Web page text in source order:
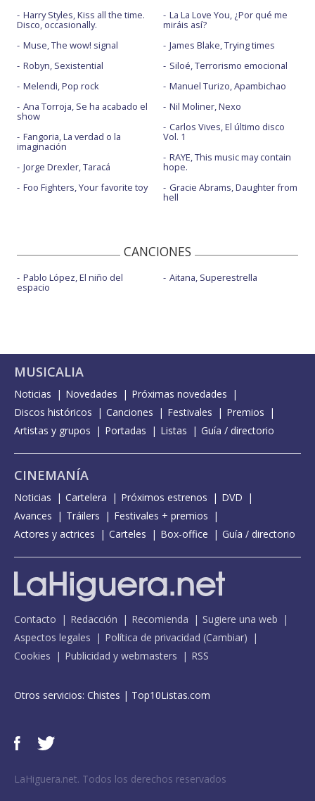
Harry Styles, Kiss all the time.
Disco, occasionally.
Muse, The wow! signal
Robyn, Sexistential
Melendi, Pop rock
Ana Torroja, Se ha acabado el
show
Fangoria, La verdad o la
imaginación
Jorge Drexler, Taracá
Foo Fighters, Your favorite toy
La La Love You, ¿Por qué me
miráis así?
James Blake, Trying times
Siloé, Terrorismo emocional
Manuel Turizo, Apambichao
Nil Moliner, Nexo
Carlos Vives, El último disco
Vol. 1
RAYE, This music may contain
hope.
Gracie Abrams, Daughter from
hell
CANCIONES
Pablo López, El niño del
espacio
Aitana, Superestrella
MUSICALIA
Noticias Novedades
Próximas novedades
Discos históricos
Canciones Festivales
Premios
Artistas y grupos
Portadas Listas Guía / directorio
CINEMANÍA
Noticias Cartelera Próximos estrenos
DVD
Avances
Tráilers
Festivales + premios
Actores y actrices
Carteles Box-office Guía / directorio
Contacto Redacción Recomienda
Sugiere una web
Aspectos legales
Política de privacidad (Cambiar)
Cookies
Publicidad y webmasters RSS
Otros servicios: Chistes | Top10Listas.com
LaHiguera.net. Todos los derechos reservados